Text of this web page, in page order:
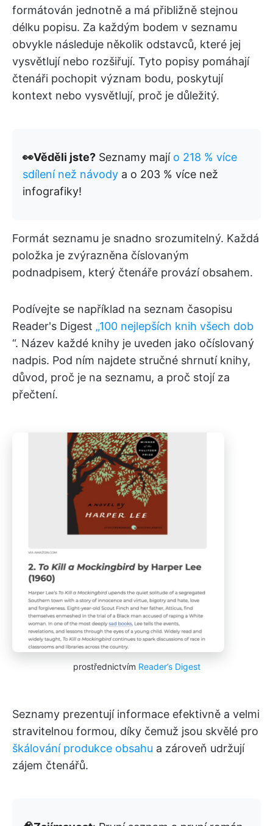
formátován jednotně a má přibližně stejnou
délku popisu. Za každým bodem v seznamu
obvykle následuje několik odstavců, které jej
vysvětlují nebo rozšiřují. Tyto popisy pomáhají
čtenáři pochopit význam bodu, poskytují
kontext nebo vysvětlují, proč je důležitý.
👀Věděli jste? Seznamy mají o 218 % více
sdílení než návody a o 203 % více než
infografiky!
Formát seznamu je snadno srozumitelný. Každá
položka je zvýrazněna číslovaným
podnadpisem, který čtenáře provází obsahem.
Podívejte se například na seznam časopisu
Reader's Digest „100 nejlepších knih všech dob
“. Název každé knihy je uveden jako očíslovaný
nadpis. Pod ním najdete stručné shrnutí knihy,
důvod, proč je na seznamu, a proč stojí za
přečtení.
prostřednictvím Reader’s Digest
Seznamy prezentují informace efektivně a velmi
stravitelnou formou, díky čemuž jsou skvělé pro
škálování produkce obsahu a zároveň udržují
zájem čtenářů.